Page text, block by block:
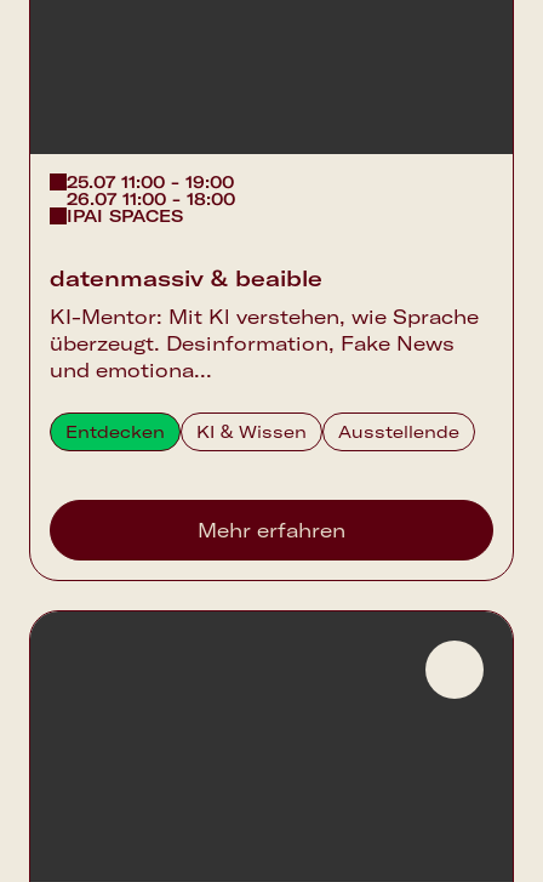
Outlook Calendar
25.07 11:00 - 19:00
26.07 11:00 - 18:00
IPAI SPACES
datenmassiv & beaible
KI-Mentor: Mit Kl verstehen, wie Sprache
überzeugt. Desinformation, Fake News
und emotiona...
Entdecken KI & Wissen Ausstellende
Mehr erfahren